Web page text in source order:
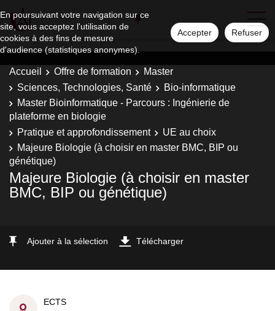
En poursuivant votre navigation sur ce
site, vous acceptez l'utilisation de
cookies à des fins de mesure
d'audience (statistiques anonymes).
Accepter Refuser
Accueil Offre de formation
Master
Sciences, Technologies, Santé
Bio-informatique
Master Bioinformatique - Parcours : Ingénierie de
plateforme en biologie
Pratique et approfondissement
UE au choix
Majeure Biologie (à choisir en master BMC, BIP ou
génétique)
Majeure Biologie (à choisir en master
BMC, BIP ou génétique)
Ajouter à la sélection Télécharger
ECTS